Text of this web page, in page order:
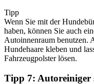
Tipp
Wenn Sie mit der
haben, können Sie auch
Autoinnenraum benutzen.
Hundehaare kleben und
Fahrzeugpolster lösen.
Tipp 7: Autoreiniger